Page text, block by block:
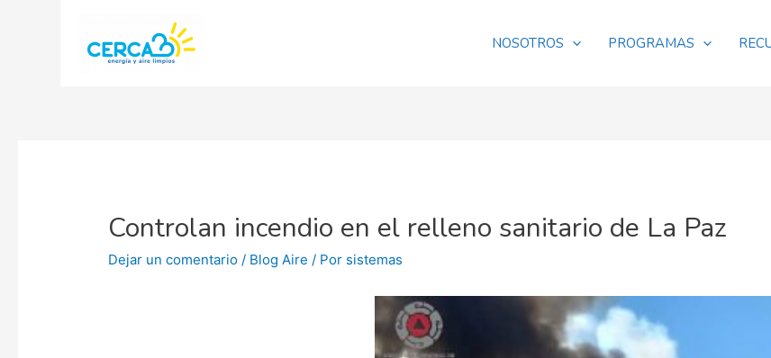
NOSOTROS PROGRAMAS
Controlan incendio en el relleno sanitario de La Paz
Dejar un comentario / Blog Aire / Por sistemas